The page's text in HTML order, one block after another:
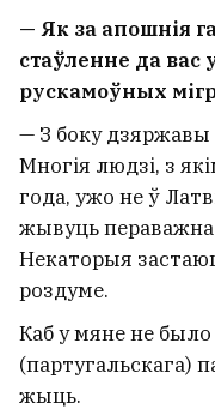
— Як за апошнія
стаўленне да вас
рускамоўных
— З боку дзяржавы
Многія людзі, з
года, ужо не ў
жывуць
Некаторыя
роздуме.
Каб у мяне не было
(партугальскага)
жыць.